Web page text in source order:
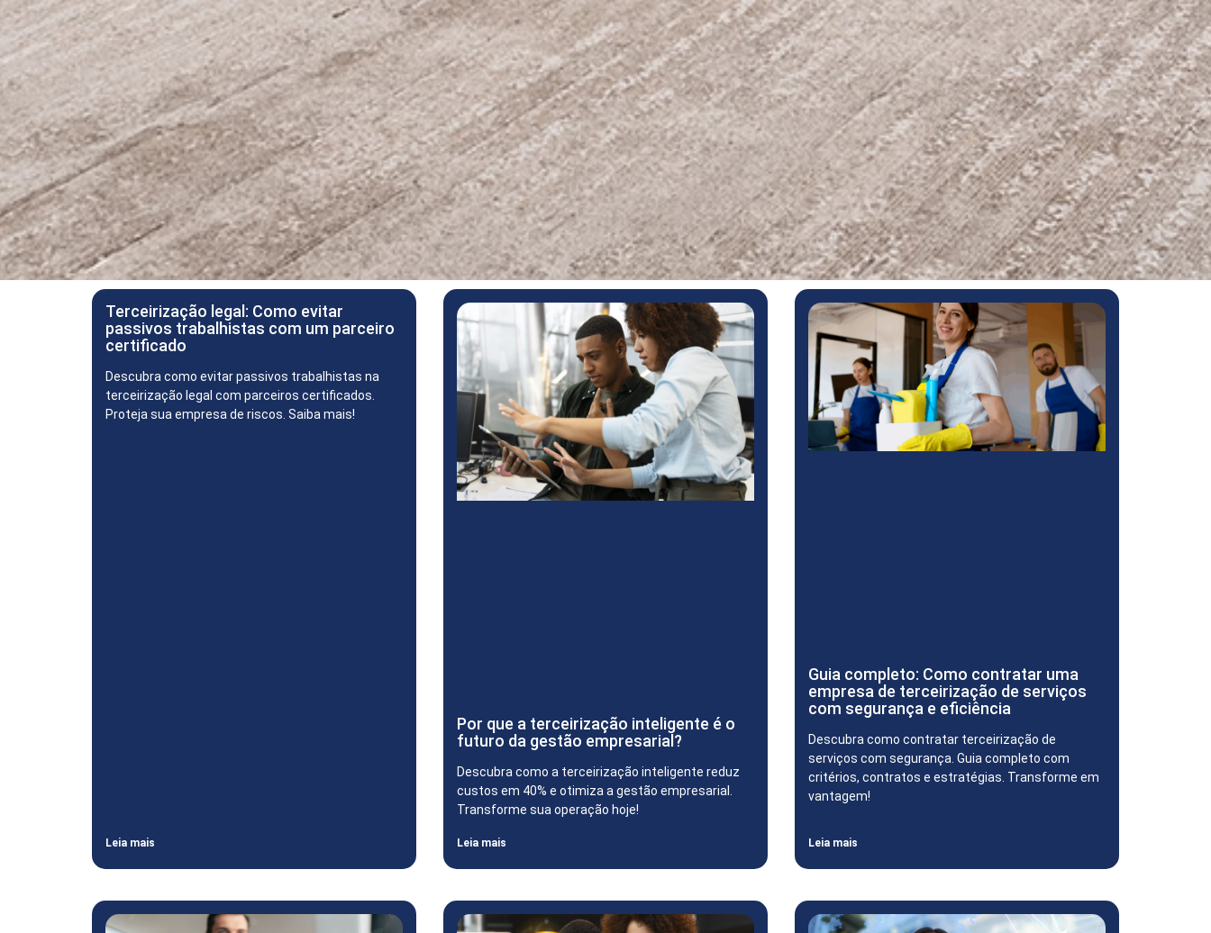
Terceirização legal: Como evitar
passivos trabalhistas com um parceiro
certificado
Descubra como evitar passivos trabalhistas na
terceirização legal com parceiros certificados.
Proteja sua empresa de riscos. Saiba mais!
Leia mais
Por que a terceirização inteligente é o
futuro da gestão empresarial?
Descubra como a terceirização inteligente reduz
custos em 40% e otimiza a gestão empresarial.
Transforme sua operação hoje!
Leia mais
Guia completo: Como contratar uma
empresa de terceirização de serviços
com segurança e eficiência
Descubra como contratar terceirização de
serviços com segurança. Guia completo com
critérios, contratos e estratégias. Transforme em
vantagem!
Leia mais